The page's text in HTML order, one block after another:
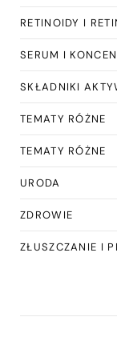
RETINOIDY I
SERUM I
SKŁADNIKI
TEMATY RÓŻNE
TEMATY RÓŻNE
URODA
ZDROWIE
ZŁUSZCZANIE I